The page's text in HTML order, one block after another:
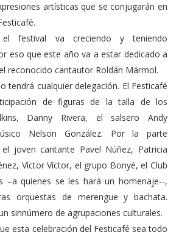
artísticas que se conjugarán en
festival va creciendo y teniendo
eso que este año va a estar dedicado a
reconocido cantautor Roldán Mármol.
tendrá cualquier delegación. El Festicafé
de figuras de la talla de los
Danny Rivera, el salsero Andy
Nelson González. Por la parte
joven cantante Pavel Núñez, Patricia
Víctor Víctor, el grupo Bonyé, el Club
–a quienes se les hará un homenaje--,
orquestas de merengue y bachata.
sinnúmero de agrupaciones culturales.
esta celebración del Festicafé sea todo